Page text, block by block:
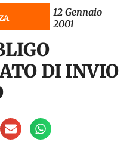
12 Gennaio
2001
DI INVIO